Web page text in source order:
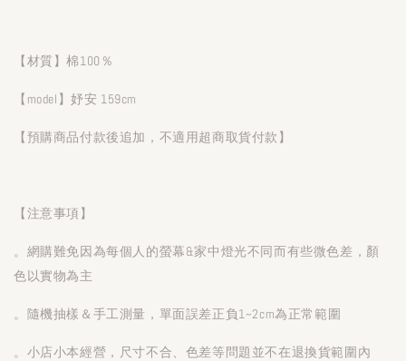
【材質】棉100％
【model】妤安 159cm
【預購商品付款後追加，不適用超商取貨付款】
【注意事項】
。網購難免因為每個人的螢幕&家中燈光不同而有些微色差，顏
色以實物為主
。隨機抽樣＆手工測量，單面誤差正負1~2cm為正常範圍
。小店小本經營，尺寸不合、色差等問題並不在退換貨範圍內